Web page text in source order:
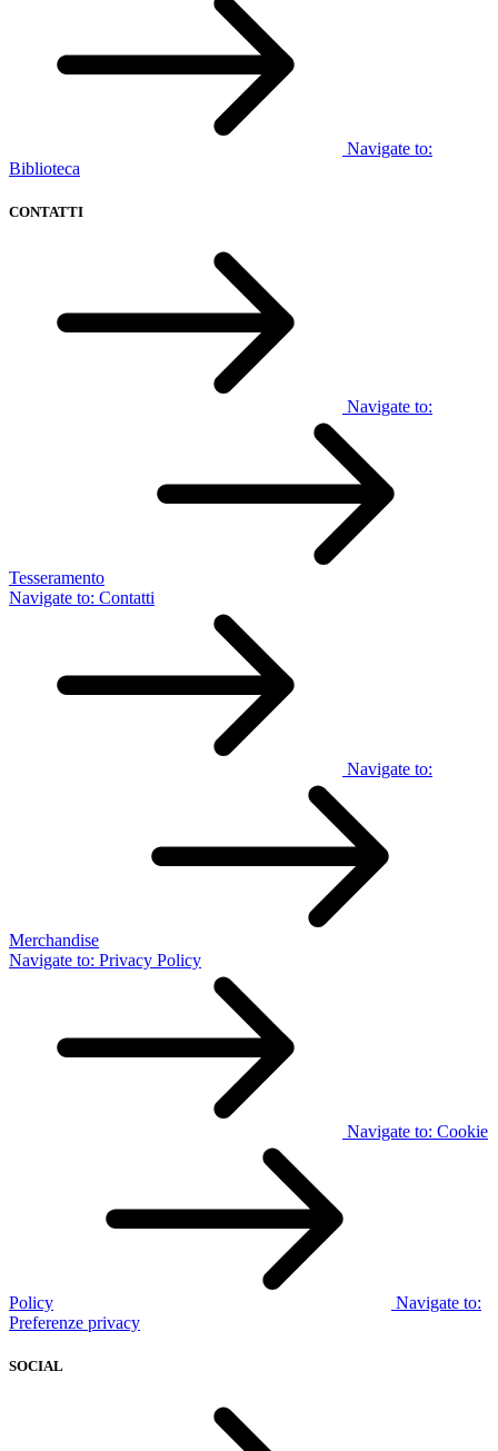
Navigate to:
Biblioteca
CONTATTI
Navigate to:
Tesseramento
Navigate to: Contatti
Navigate to:
Merchandise
Navigate to: Privacy Policy
Navigate to: Cookie
Policy
Navigate to:
Preferenze privacy
SOCIAL